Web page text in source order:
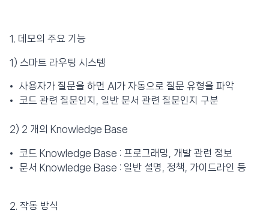
1. 데모의 주요 기능
1) 스마트 라우팅 시스템
사용자가 질문을 하면 AI가 자동으로 질문 유형을 파악
코드 관련 질문인지, 일반 문서 관련 질문인지 구분
2) 2 개의 Knowledge Base
코드 Knowledge Base : 프로그래밍, 개발 관련 정보
문서 Knowledge Base : 일반 설명, 정책, 가이드라인 등
2. 작동 방식